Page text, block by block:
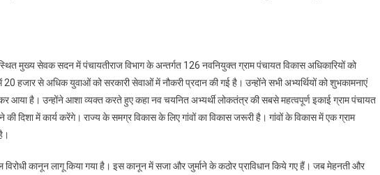
मुख्य सेवक सदन में पंचायतीराज विभाग के अन्तर्गत 126 नवनियुक्त ग्राम पंचायत विकास अधिकारियों को
20 हजार से अधिक युवाओं को सरकारी सेवाओं में नौकरी प्रदान की गई है। उन्होंने सभी अभ्यर्थियों को शुभकामनाएं
है। उन्होंने आशा व्यक्त करते हुए कहा नव चयनित अभ्यर्थी लोकतंत्र की सबसे महत्वपूर्ण इकाई ग्राम पंचायत
दिशा में कार्य करेंगे। राज्य के समग्र विकास के लिए गांवों का विकास जरूरी है। गांवों के विकास में एक ग्राम
कानून लागू किया गया है। इस कानून में सजा और जुर्माने के कठोर प्राविधान किये गए हैं। जब मेहनती और